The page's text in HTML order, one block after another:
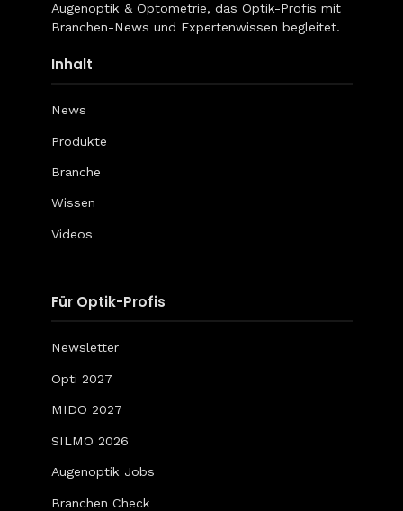
Augenoptik & Optometrie, das Optik-Profis mit
Branchen-News und Expertenwissen begleitet.
Inhalt
News
Produkte
Branche
Wissen
Videos
Für Optik-Profis
Newsletter
Opti 2027
MIDO 2027
SILMO 2026
Augenoptik Jobs
Branchen Check